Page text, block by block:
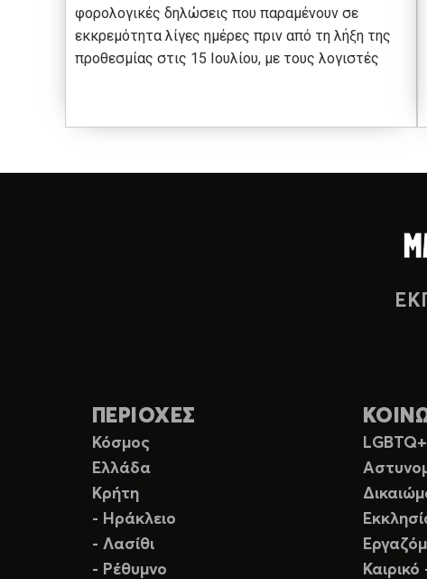
φορολογικές δηλώσεις που παραμένουν σε
εκκρεμότητα λίγες ημέρες πριν από τη λήξη της
προθεσμίας στις 15 Ιουλίου, με τους λογιστές
ΠΕΡΙΟΧΕΣ
Κόσμος
Ελλάδα
Κρήτη
- Ηράκλειο
- Λασίθι
- Ρέθυμνο
LGBTQ+